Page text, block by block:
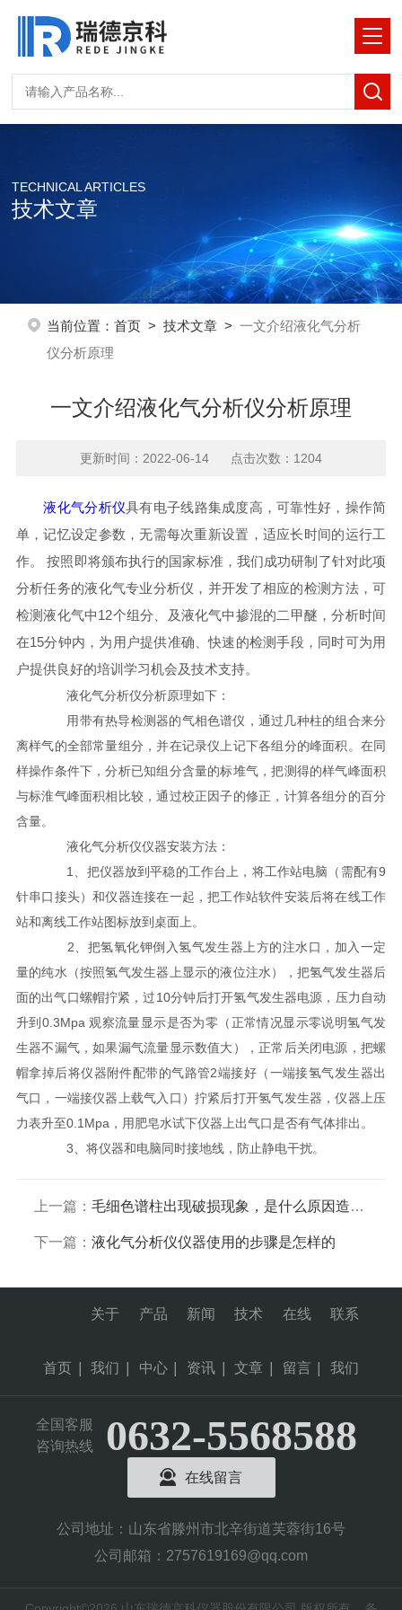
TECHNICAL ARTICLES
技术文章
当前位置： 首页> 技术文章> 一文介绍液化气分析
仪分析原理
一文介绍液化气分析仪分析原理
更新时间：2022-06-14 点击次数：1204
液化气分析仪具有电子线路集成度高，可靠性好，操作简
单，记忆设定参数，无需每次重新设置，适应长时间的运行工
作。 按照即将颁布执行的国家标准，我们成功研制了针对此项
分析任务的液化气专业分析仪，并开发了相应的检测方法，可
检测液化气中12个组分、及液化气中掺混的二甲醚，分析时间
在15分钟内，为用户提供准确、快速的检测手段，同时可为用
户提供良好的培训学习机会及技术支持。
液化气分析仪分析原理如下：
用带有热导检测器的气相色谱仪，通过几种柱的组合来分
离样气的全部常量组分，并在记录仪上记下各组分的峰面积。在同
样操作条件下，分析已知组分含量的标堆气，把测得的样气峰面积
与标淮气峰面积相比较，通过校正因子的修正，计算各组分的百分
含量。
液化气分析仪仪器安装方法：
1、把仪器放到平稳的工作台上，将工作站电脑（需配有9
针串口接头）和仪器连接在一起，把工作站软件安装后将在线工作
站和离线工作站图标放到桌面上。
2、把氢氧化钾倒入氢气发生器上方的注水口，加入一定
量的纯水（按照氢气发生器上显示的液位注水），把氢气发生器后
面的出气口螺帽拧紧，过10分钟后打开氢气发生器电源，压力自动
升到0.3Mpa 观察流量显示是否为零（正常情况显示零说明氢气发
生器不漏气，如果漏气流量显示数值大），正常后关闭电源，把螺
帽拿掉后将仪器附件配带的气路管2端接好（一端接氢气发生器出
气口，一端接仪器上载气入口）拧紧后打开氢气发生器，仪器上压
力表升至0.1Mpa，用肥皂水试下仪器上出气口是否有气体排出。
3、将仪器和电脑同时接地线，防止静电干扰。
上一篇： 毛细色谱柱出现破损现象，是什么原因造成的
下一篇： 液化气分析仪仪器使用的步骤是怎样的
首页
关于
我们
产品
中心
新闻
资讯
技术
文章
在线
留言
联系
我们
全国客服
咨询热线
0632-5568588
在线留言
公司地址：山东省滕州市北辛街道芙蓉街16号
公司邮箱：2757619169@qq.com